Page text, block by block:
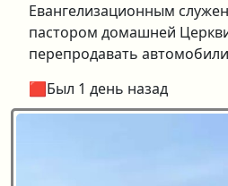
Евангелизационным
пастором домашней
перепродавать
🟥Был 1 день назад